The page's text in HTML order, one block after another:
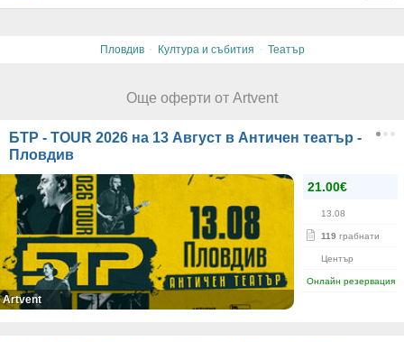
Пловдив · Култура и събития · Театър
Още оферти от Artvent
БТР - TOUR 2026 на 13 Август в Античен театър -
Пловдив
21.00€
13.08
119 грабнати
Център
Онлайн резервация
Artvent